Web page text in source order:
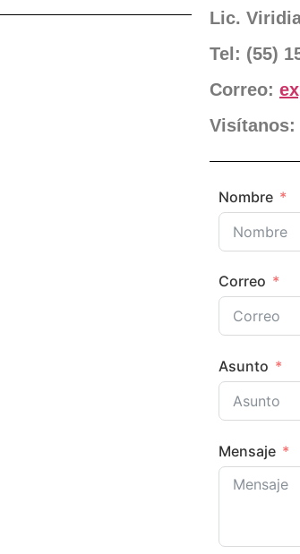
Lic.
Tel: (55)
Correo:
Visítanos:
Nombre
Correo
Asunto
Mensaje